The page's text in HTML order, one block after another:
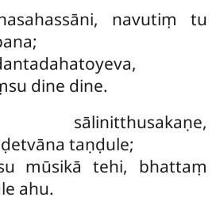
navutiṃ tu
dine dine.
taṇḍule;
mūsikā tehi, bhattaṃ
ahu.